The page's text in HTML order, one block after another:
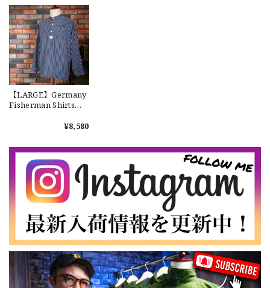
DSA
2026/07/16
なかなか見つからないこの色味が本当に好きです！ありがと
うございました！
【LARGE】Ralph Lauren Short Sleeve Cotton BD Shirt ラルフローレン ユーズド 半袖 ボタンダウンシャツ No.146
2026/07/14
【Cooperstown Ball Cap】Made in USA Baseball Cap "NY" STONE×GREEN 新品 クーパーズタウンボールキャップ 6パネル ２トーン 緑
３.1947 New York Cubans
2026/07/01
【LARGE】Germany
Fisherman Shirts
シャーマンシャツ プ
ィンテージ ユーズド
No.669
¥8,580